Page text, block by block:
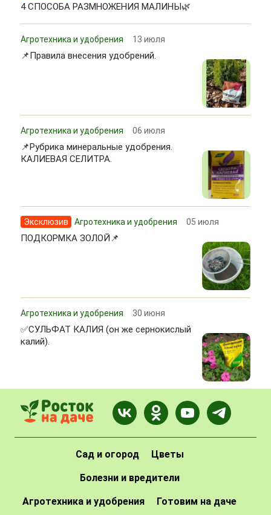
4 СПОСОБА РАЗМНОЖЕНИЯ МАЛИНЫ🌿
Агротехника и удобрения 13 июля
📌Правила внесения удобрений.
Агротехника и удобрения 06 июля
📌Рубрика минеральные удобрения.
КАЛИЕВАЯ СЕЛИТРА.
Эксклюзив Агротехника и удобрения 05 июля
ПОДКОРМКА ЗОЛОЙ📌
Агротехника и удобрения 30 июня
✅СУЛЬФАТ КАЛИЯ (он же сернокислый
калий).
Сад и огород Цветы
Болезни и вредители
Агротехника и удобрения Готовим на даче